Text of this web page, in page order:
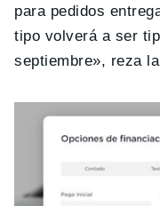
para pedidos
tipo volverá a ser
septiembre», reza